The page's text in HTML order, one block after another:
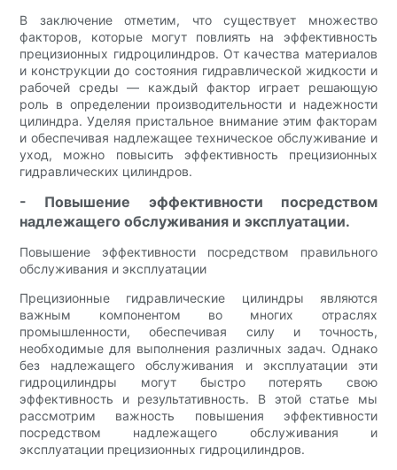
В заключение отметим, что существует множество
факторов, которые могут повлиять на эффективность
прецизионных гидроцилиндров. От качества материалов
и конструкции до состояния гидравлической жидкости и
рабочей среды — каждый фактор играет решающую
роль в определении производительности и надежности
цилиндра. Уделяя пристальное внимание этим факторам
и обеспечивая надлежащее техническое обслуживание и
уход, можно повысить эффективность прецизионных
гидравлических цилиндров.
- Повышение эффективности посредством
надлежащего обслуживания и эксплуатации.
Повышение эффективности посредством правильного
обслуживания и эксплуатации
Прецизионные гидравлические цилиндры являются
важным компонентом во многих отраслях
промышленности, обеспечивая силу и точность,
необходимые для выполнения различных задач. Однако
без надлежащего обслуживания и эксплуатации эти
гидроцилиндры могут быстро потерять свою
эффективность и результативность. В этой статье мы
рассмотрим важность повышения эффективности
посредством надлежащего обслуживания и
эксплуатации прецизионных гидроцилиндров.